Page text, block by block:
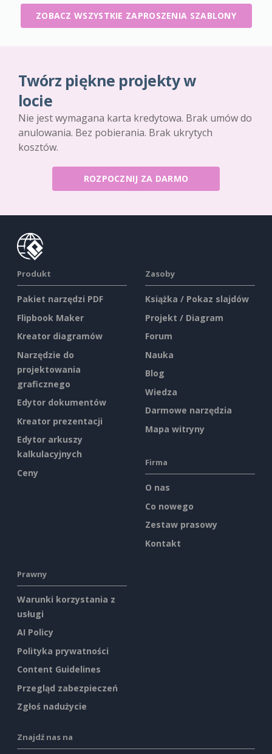
ZOBACZ WSZYSTKIE ZAPROSZENIA SZABLONY
Twórz piękne projekty w
locie
Nie jest wymagana karta kredytowa. Brak umów do
anulowania. Bez pobierania. Brak ukrytych
kosztów.
ROZPOCZNIJ ZA DARMO
Produkt
Pakiet narzędzi PDF
Flipbook Maker
Kreator diagramów
Narzędzie do
projektowania
graficznego
Edytor dokumentów
Kreator prezentacji
Edytor arkuszy
kalkulacyjnych
Ceny
Zasoby
Książka / Pokaz slajdów
Projekt / Diagram
Forum
Nauka
Blog
Wiedza
Darmowe narzędzia
Mapa witryny
Firma
O nas
Co nowego
Zestaw prasowy
Kontakt
Prawny
Warunki korzystania z
usługi
AI Policy
Polityka prywatności
Content Guidelines
Przegląd zabezpieczeń
Zgłoś nadużycie
Znajdź nas na